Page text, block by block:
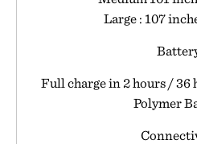
Large : 107
Full charge in 2 hours / 36
Polymer